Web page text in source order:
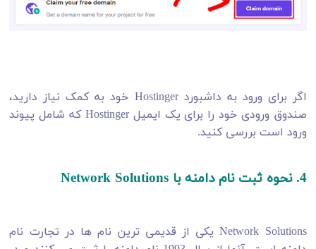
اگر برای ورود به داشبورد Hostinger خود به کمک نیاز دارید،
صندوق ورودی خود را برای یک ایمیل Hostinger که شامل پیوند
ورود است بررسی کنید.
4. نحوه ثبت نام دامنه با Network Solutions
Network Solutions یکی از قدیمی ترین نام ها در تجارت نام